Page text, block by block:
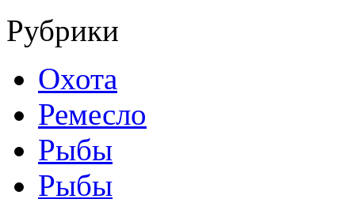
Рубрики
Охота
Ремесло
Рыбы
Рыбы